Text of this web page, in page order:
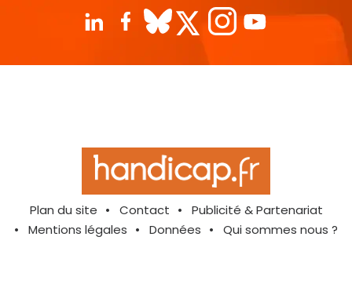
Plan du site Contact
Publicité & Partenariat
Mentions légales
Données Qui sommes nous ?